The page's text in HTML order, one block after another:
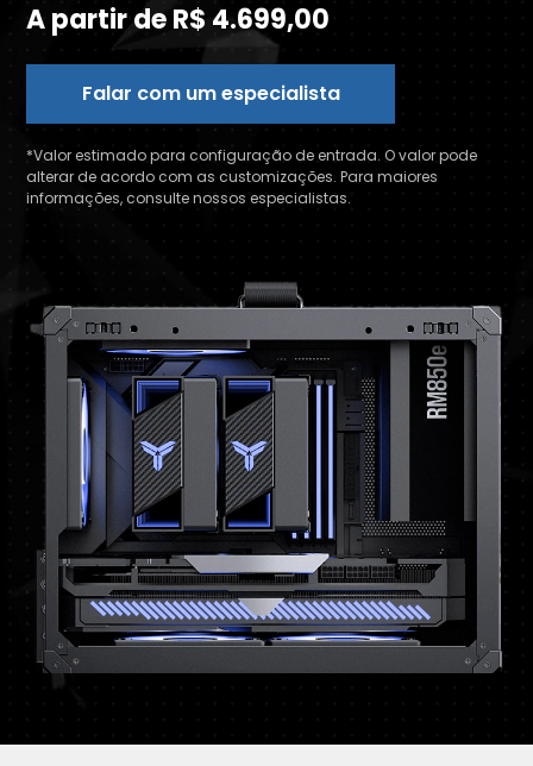
A partir de R$ 4.699,00
Falar com um especialista
*Valor estimado para configuração de entrada. O valor pode
alterar de acordo com as customizações. Para maiores
informações, consulte nossos especialistas.